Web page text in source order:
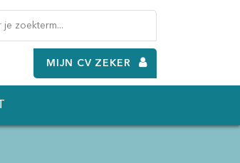
MIJN CV ZEKER